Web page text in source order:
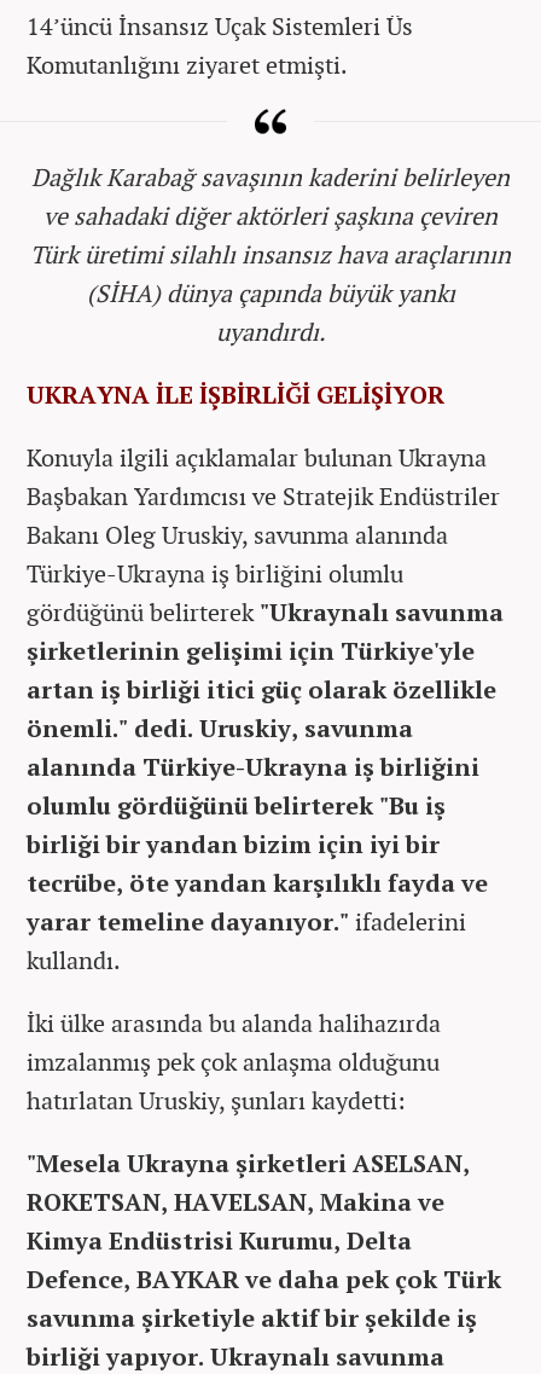
14’üncü İnsansız Uçak Sistemleri Üs
Komutanlığını ziyaret etmişti.
Dağlık Karabağ savaşının kaderini belirleyen
ve sahadaki diğer aktörleri şaşkına çeviren
Türk üretimi silahlı insansız hava araçlarının
(SİHA) dünya çapında büyük yankı
uyandırdı.
UKRAYNA İLE İŞBİRLİĞİ GELİŞİYOR
Konuyla ilgili açıklamalar bulunan Ukrayna
Başbakan Yardımcısı ve Stratejik Endüstriler
Bakanı Oleg Uruskiy, savunma alanında
Türkiye-Ukrayna iş birliğini olumlu
gördüğünü belirterek"Ukraynalı savunma
şirketlerinin gelişimi için Türkiye'yle
artan iş birliği itici güç olarak özellikle
önemli." dedi. Uruskiy, savunma
alanında Türkiye-Ukrayna iş birliğini
olumlu gördüğünü belirterek "Bu iş
birliği bir yandan bizim için iyi bir
tecrübe, öte yandan karşılıklı fayda ve
yarar temeline dayanıyor." ifadelerini
kullandı.
İki ülke arasında bu alanda halihazırda
imzalanmış pek çok anlaşma olduğunu
hatırlatan Uruskiy, şunları kaydetti:
"Mesela Ukrayna şirketleri ASELSAN,
ROKETSAN, HAVELSAN, Makina ve
Kimya Endüstrisi Kurumu, Delta
Defence, BAYKAR ve daha pek çok Türk
savunma şirketiyle aktif bir şekilde iş
birliği yapıyor. Ukraynalı savunma